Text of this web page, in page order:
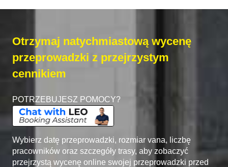
Otrzymaj natychmiastową wycenę
przeprowadzki z przejrzystym
cennikiem
POTRZEBUJESZ POMOCY?
Wybierz datę przeprowadzki, rozmiar vana, liczbę
pracowników oraz szczegóły trasy, aby zobaczyć
przejrzystą wycenę online swojej przeprowadzki przed